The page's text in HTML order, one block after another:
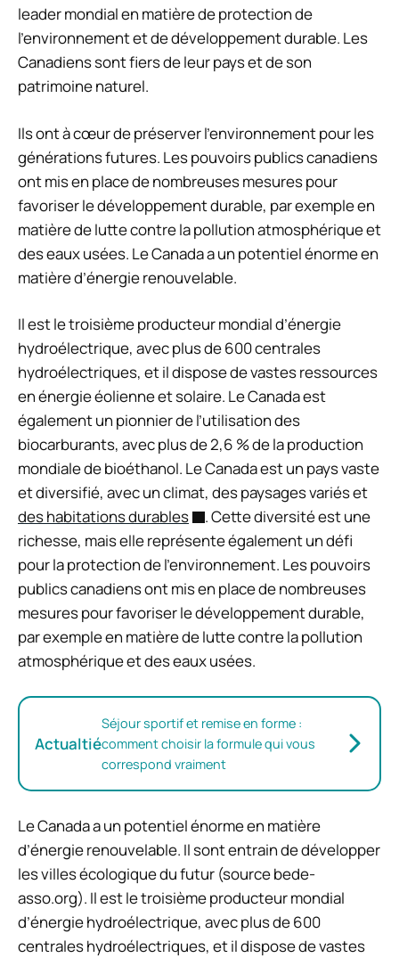
leader mondial en matière de protection de
l’environnement et de développement durable. Les
Canadiens sont fiers de leur pays et de son
patrimoine naturel.
Ils ont à cœur de préserver l’environnement pour les
générations futures. Les pouvoirs publics canadiens
ont mis en place de nombreuses mesures pour
favoriser le développement durable, par exemple en
matière de lutte contre la pollution atmosphérique et
des eaux usées. Le Canada a un potentiel énorme en
matière d’énergie renouvelable.
Il est le troisième producteur mondial d’énergie
hydroélectrique, avec plus de 600 centrales
hydroélectriques, et il dispose de vastes ressources
en énergie éolienne et solaire. Le Canada est
également un pionnier de l’utilisation des
biocarburants, avec plus de 2,6 % de la production
mondiale de bioéthanol. Le Canada est un pays vaste
et diversifié, avec un climat, des paysages variés et
des habitations durables
. Cette diversité est une
richesse, mais elle représente également un défi
pour la protection de l’environnement. Les pouvoirs
publics canadiens ont mis en place de nombreuses
mesures pour favoriser le développement durable,
par exemple en matière de lutte contre la pollution
atmosphérique et des eaux usées.
Actualtié
Séjour sportif et remise en forme :
comment choisir la formule qui vous
correspond vraiment
Le Canada a un potentiel énorme en matière
d’énergie renouvelable. Il sont entrain de développer
les villes écologique du futur (source bede-
asso.org). Il est le troisième producteur mondial
d’énergie hydroélectrique, avec plus de 600
centrales hydroélectriques, et il dispose de vastes